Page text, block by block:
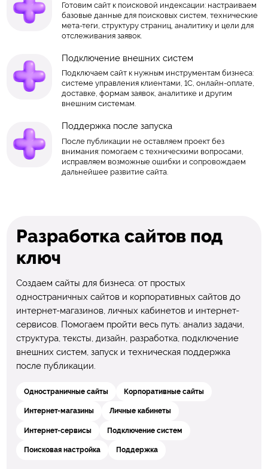
Готовим сайт к поисковой индексации: настраиваем
базовые данные для поисковых систем, технические
мета-теги, структуру страниц, аналитику и цели для
отслеживания заявок.
Подключение внешних систем
Подключаем сайт к нужным инструментам бизнеса:
системе управления клиентами, 1С, онлайн-оплате,
доставке, формам заявок, аналитике и другим
внешним системам.
Поддержка после запуска
После публикации не оставляем проект без
внимания: помогаем с техническими вопросами,
исправляем возможные ошибки и сопровождаем
дальнейшее развитие сайта.
Разработка сайтов под
ключ
Создаем сайты для бизнеса: от простых
одностраничных сайтов и корпоративных сайтов до
интернет-магазинов, личных кабинетов и интернет-
сервисов. Помогаем пройти весь путь: анализ задачи,
структура, тексты, дизайн, разработка, подключение
внешних систем, запуск и техническая поддержка
после публикации.
Одностраничные сайты Корпоративные сайты
Интернет-магазины Личные кабинеты
Интернет-сервисы Подключение систем
Поисковая настройка Поддержка